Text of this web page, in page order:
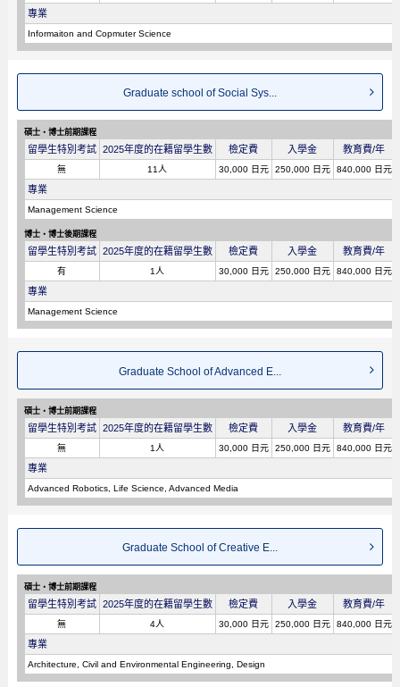
專業
Informaiton and Copmuter Science
Graduate school of Social Sys...
碩士・博士前期課程
留學生特別考試 2025年度的在籍留學生數 檢定費 入學金 教育費/年
無 11人 30,000 日元 250,000 日元 840,000 日元
專業
Management Science
博士・博士後期課程
留學生特別考試 2025年度的在籍留學生數 檢定費 入學金 教育費/年
有 1人 30,000 日元 250,000 日元 840,000 日元
專業
Management Science
Graduate School of Advanced E...
碩士・博士前期課程
留學生特別考試 2025年度的在籍留學生數 檢定費 入學金 教育費/年
無 1人 30,000 日元 250,000 日元 840,000 日元
專業
Advanced Robotics, Life Science, Advanced Media
Graduate School of Creative E...
碩士・博士前期課程
留學生特別考試 2025年度的在籍留學生數 檢定費 入學金 教育費/年
無 4人 30,000 日元 250,000 日元 840,000 日元
專業
Architecture, Civil and Environmental Engineering, Design